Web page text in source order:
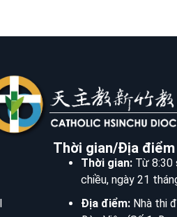
Thời gian/Địa điểm
Thời gian: Từ 8:30
chiều, ngày 21
Địa điểm: Nhà thi